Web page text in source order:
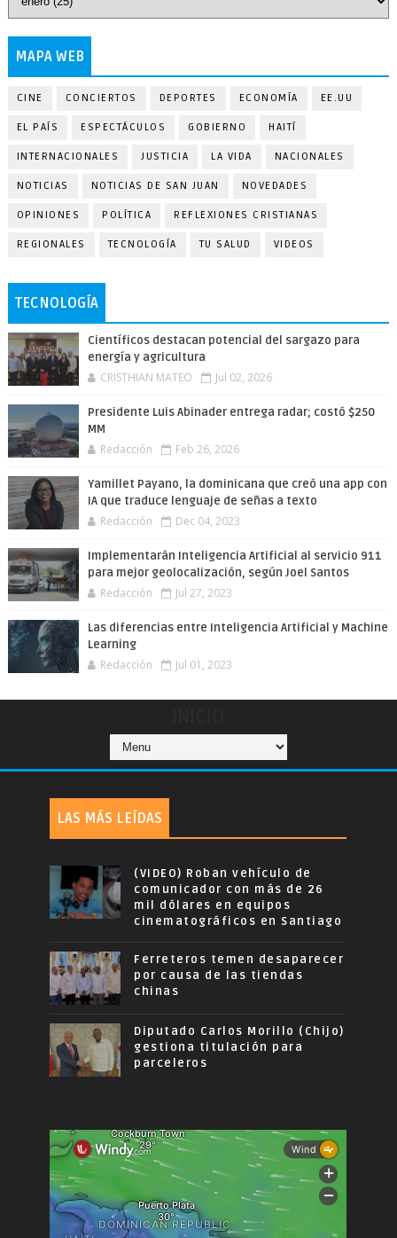
MAPA WEB
CINE CONCIERTOS DEPORTES ECONOMÍA EE.UU
EL PAÍS ESPECTÁCULOS GOBIERNO HAITÍ
INTERNACIONALES JUSTICIA LA VIDA NACIONALES
NOTICIAS NOTICIAS DE SAN JUAN NOVEDADES
OPINIONES POLÍTICA REFLEXIONES CRISTIANAS
REGIONALES TECNOLOGÍA TU SALUD VIDEOS
TECNOLOGÍA
Científicos destacan potencial del sargazo para
energía y agricultura
CRISTHIAN MATEO Jul 02, 2026
Presidente Luis Abinader entrega radar; costó $250
MM
Redacción Feb 26, 2026
Yamillet Payano, la dominicana que creó una app con
IA que traduce lenguaje de señas a texto
Redacción Dec 04, 2023
Implementarán Inteligencia Artificial al servicio 911
para mejor geolocalización, según Joel Santos
Redacción Jul 27, 2023
Las diferencias entre Inteligencia Artificial y Machine
Learning
Redacción Jul 01, 2023
LAS MÁS LEÍDAS
(VIDEO) Roban vehículo de
comunicador con más de 26
mil dólares en equipos
cinematográficos en Santiago
Ferreteros temen desaparecer
por causa de las tiendas
chinas
Diputado Carlos Morillo (Chijo)
gestiona titulación para
parceleros